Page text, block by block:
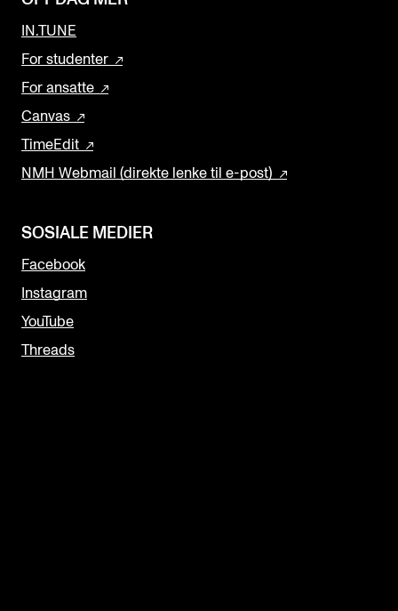
IN.TUNE
For studenter
For ansatte
Canvas
TimeEdit
NMH Webmail (direkte lenke til e-post)
SOSIALE MEDIER
Facebook
Instagram
YouTube
Threads